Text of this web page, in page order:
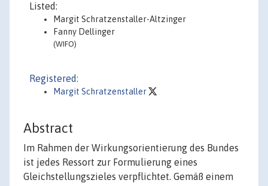
Listed:
Margit Schratzenstaller-Altzinger
Fanny Dellinger
(WIFO)
Registered:
Margit Schratzenstaller
Abstract
Im Rahmen der Wirkungsorientierung des Bundes
ist jedes Ressort zur Formulierung eines
Gleichstellungszieles verpflichtet. Gemäß einem